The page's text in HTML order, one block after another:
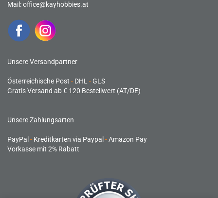
Mail:office@kayhobbies.at
Unsere Versandpartner
Österreichische Post - DHL -GLS
Gratis Versand ab € 120 Bestellwert (AT/DE)
Unsere Zahlungsarten
PayPal - Kreditkarten via Paypal -Amazon Pay
Vorkasse mit 2% Rabatt